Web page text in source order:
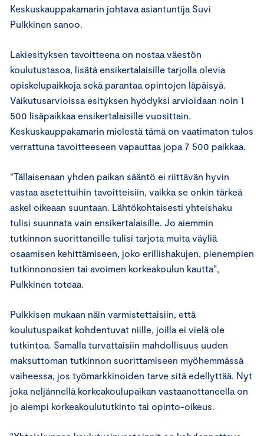
Keskuskauppakamarin johtava asiantuntija Suvi
Pulkkinen sanoo.
Lakiesityksen tavoitteena on nostaa väestön
koulutustasoa, lisätä ensikertalaisille tarjolla olevia
opiskelupaikkoja sekä parantaa opintojen läpäisyä.
Vaikutusarvioissa esityksen hyödyksi arvioidaan noin 1
500 lisäpaikkaa ensikertalaisille vuosittain.
Keskuskauppakamarin mielestä tämä on vaatimaton tulos
verrattuna tavoitteeseen vapauttaa jopa 7 500 paikkaa.
“Tällaisenaan yhden paikan sääntö ei riittävän hyvin
vastaa asetettuihin tavoitteisiin, vaikka se onkin tärkeä
askel oikeaan suuntaan. Lähtökohtaisesti yhteishaku
tulisi suunnata vain ensikertalaisille. Jo aiemmin
tutkinnon suorittaneille tulisi tarjota muita väyliä
osaamisen kehittämiseen, joko erillishakujen, pienempien
tutkinnonosien tai avoimen korkeakoulun kautta”,
Pulkkinen toteaa.
Pulkkisen mukaan näin varmistettaisiin, että
koulutuspaikat kohdentuvat niille, joilla ei vielä ole
tutkintoa. Samalla turvattaisiin mahdollisuus uuden
maksuttoman tutkinnon suorittamiseen myöhemmässä
vaiheessa, jos työmarkkinoiden tarve sitä edellyttää. Nyt
joka neljännellä korkeakoulupaikan vastaanottaneella on
jo aiempi korkeakoulututkinto tai opinto-oikeus.